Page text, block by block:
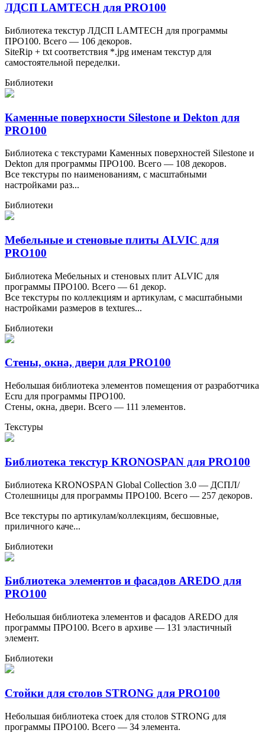
ЛДСП LAMTECH для PRO100
Библиотека текстур ЛДСП LAMTECH для программы
ПРО100. Всего — 106 декоров.
SiteRip + txt соответствия *.jpg именам текстур для
самостоятельной переделки.
Библиотеки
Каменные поверхности Silestone и Dekton для
PRO100
Библиотека с текстурами Каменных поверхностей Silestone и
Dekton для программы ПРО100. Всего — 108 декоров.
Все текстуры по наименованиям, с масштабными
настройками раз...
Библиотеки
Мебельные и стеновые плиты ALVIC для
PRO100
Библиотека Мебельных и стеновых плит ALVIC для
программы ПРО100. Всего — 61 декор.
Все текстуры по коллекциям и артикулам, с масштабными
настройками размеров в textures...
Библиотеки
Стены, окна, двери для PRO100
Небольшая библиотека элементов помещения от разработчика
Ecru для программы ПРО100.
Стены, окна, двери. Всего — 111 элементов.
Текстуры
Библиотека текстур KRONOSPAN для PRO100
Библиотека KRONOSPAN Global Collection 3.0 — ДСПЛ/
Столешницы для программы ПРО100. Всего — 257 декоров.
Все текстуры по артикулам/коллекциям, бесшовные,
приличного каче...
Библиотеки
Библиотека элементов и фасадов AREDO для
PRO100
Небольшая библиотека элементов и фасадов AREDO для
программы ПРО100. Всего в архиве — 131 эластичный
элемент.
Библиотеки
Стойки для столов STRONG для PRO100
Небольшая библиотека стоек для столов STRONG для
программы ПРО100. Всего — 34 элемента.